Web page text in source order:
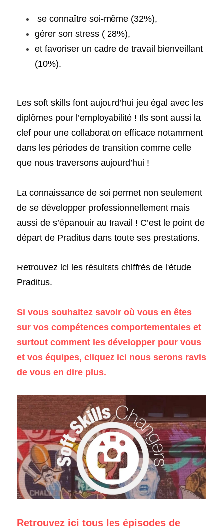
se connaître soi-même (32%),
gérer son stress ( 28%),
et favoriser un cadre de travail bienveillant
(10%).
Les soft skills font aujourd’hui jeu égal avec les
diplômes pour l’employabilité ! Ils sont aussi la
clef pour une collaboration efficace notamment
dans les périodes de transition comme celle
que nous traversons aujourd’hui !
La connaissance de soi permet non seulement
de se développer professionnellement mais
aussi de s’épanouir au travail ! C’est le point de
départ de Praditus dans toute ses prestations.
Retrouvez ici les résultats chiffrés de l'étude
Praditus.
Si vous souhaitez savoir où vous en êtes
sur vos compétences comportementales et
surtout comment les développer pour vous
et vos équipes, c liquez ici nous serons ravis
de vous en dire plus.
Retrouvez ici tous les épisodes de